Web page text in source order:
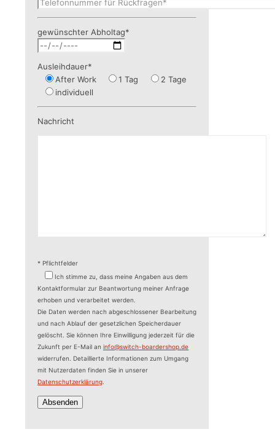
gewünschter Abholtag*
Ausleihdauer*
After Work
1 Tag
2 Tage
individuell
Nachricht
* Pflichtfelder
Ich stimme zu, dass meine Angaben aus dem
Kontaktformular zur Beantwortung meiner Anfrage
erhoben und verarbeitet werden.
Die Daten werden nach abgeschlossener Bearbeitung
und nach Ablauf der gesetzlichen Speicherdauer
gelöscht. Sie können Ihre Einwilligung jederzeit für die
Zukunft per E-Mail an info@switch-boardershop.de
widerrufen. Detaillierte Informationen zum Umgang
mit Nutzerdaten finden Sie in unserer
Datenschutzerklärung